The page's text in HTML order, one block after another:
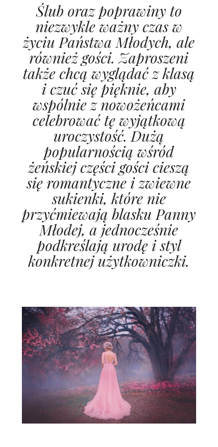
Ślub oraz poprawiny to
niezwykle ważny czas w
życiu Państwa Młodych, ale
również gości. Zaproszeni
także chcą wyglądać z klasą
i czuć się pięknie, aby
wspólnie z nowożeńcami
celebrować tę wyjątkową
uroczystość. Dużą
popularnością wśród
żeńskiej części gości cieszą
się romantyczne i zwiewne
sukienki, które nie
przyćmiewają blasku Panny
Młodej, a jednocześnie
podkreślają urodę i styl
konkretnej użytkowniczki.